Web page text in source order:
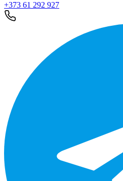
+373 61 292 927